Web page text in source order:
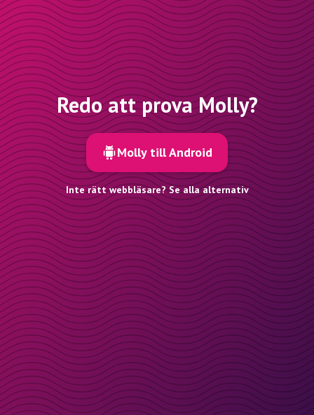
Redo att prova Molly?
Molly till Android
Inte rätt webbläsare? Se alla alternativ